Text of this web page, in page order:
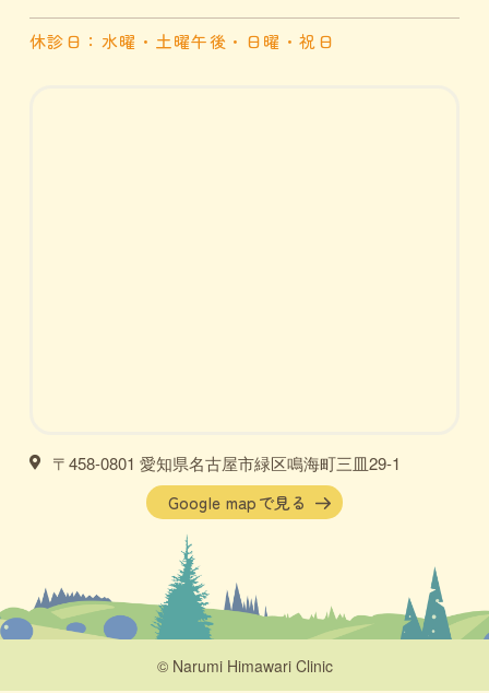
休診日：水曜・土曜午後・日曜・祝日
〒458-0801 愛知県名古屋市緑区鳴海町三皿29-1
Google mapで見る
© Narumi Himawari Clinic